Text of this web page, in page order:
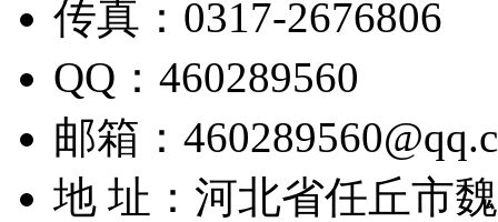
传真：0317-2676806
QQ：460289560
邮箱：
地 址：河北省任丘市